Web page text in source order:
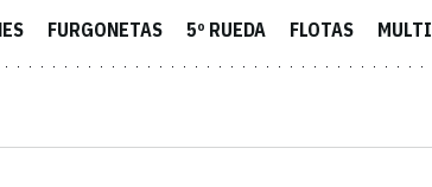
FURGONETAS 5º RUEDA FLOTAS